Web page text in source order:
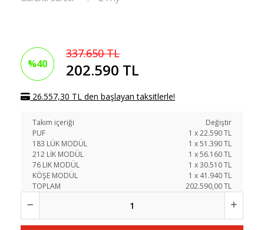
%40
337.650 TL
202.590 TL
26.557,30 TL den başlayan taksitlerle!
Takım içeriği
Değiştir
PUF
1 x22.590TL
183 LÜK MODÜL
1 x51.390TL
212 LİK MODÜL
1 x56.160TL
76 LIK MODÜL
1 x30.510TL
KÖŞE MODÜL
1 x 41.940TL
TOPLAM
202.590,00 TL